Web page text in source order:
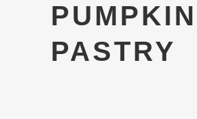
PUMPKIN
PASTRY